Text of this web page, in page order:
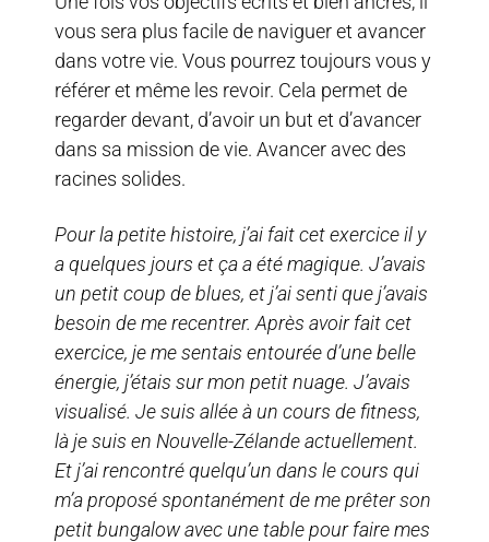
vous sera plus facile de naviguer et avancer
dans votre vie. Vous pourrez toujours vous y
référer et même les revoir. Cela permet de
regarder devant, d’avoir un but et d’avancer
dans sa mission de vie. Avancer avec des
racines solides.
Pour la petite histoire, j’ai fait cet exercice il y
a quelques jours et ça a été magique. J’avais
un petit coup de blues, et j’ai senti que j’avais
besoin de me recentrer. Après avoir fait cet
exercice, je me sentais entourée d’une belle
énergie, j’étais sur mon petit nuage. J’avais
visualisé. Je suis allée à un cours de fitness,
là je suis en Nouvelle-Zélande actuellement.
Et j’ai rencontré quelqu’un dans le cours qui
m’a proposé spontanément de me prêter son
petit bungalow avec une table pour faire mes